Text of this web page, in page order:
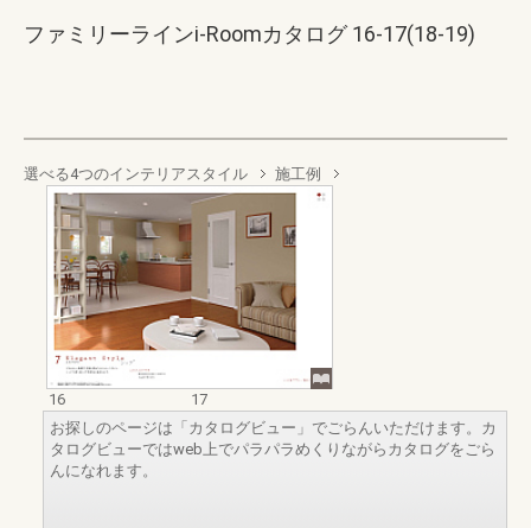
ファミリーラインi-Roomカタログ 16-17(18-19)
選べる4つのインテリアスタイル 施工例
16
17
お探しのページは「カタログビュー」でごらんいただけます。カ
タログビューではweb上でパラパラめくりながらカタログをごら
んになれます。